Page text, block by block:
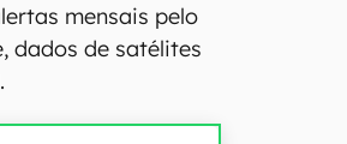
mensais pelo
dados de satélites